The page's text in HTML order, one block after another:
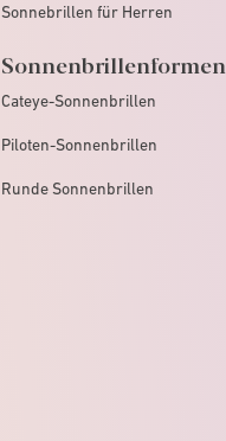
Sonnebrillen für Herren
Sonnenbrillenformen
Cateye-Sonnenbrillen
Piloten-Sonnenbrillen
Runde Sonnenbrillen